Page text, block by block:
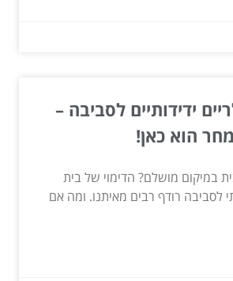
ידידותיים לסביבה –
הוא כאן!
במיקום מושלם? הדימוי של בית
לסביבה רודף רבים מאיתנו. ומה אם